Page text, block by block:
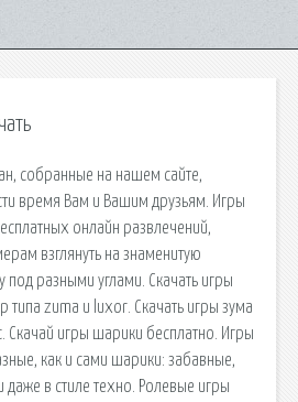
собранные на нашем сайте,
время Вам и Вашим друзьям. Игры
онлайн развлечений,
взглянуть на знаменитую
под разными углами. Скачать игры
типа zuma и luxor. Скачать игры зума
Скачай игры шарики бесплатно. Игры
как и сами шарики: забавные,
в стиле техно. Ролевые игры